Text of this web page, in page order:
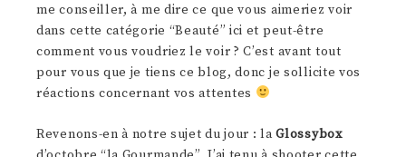
me conseiller, à me dire ce que vous aimeriez voir
dans cette catégorie “Beauté” ici et peut-être
comment vous voudriez le voir ? C’est avant tout
pour vous que je tiens ce blog, donc je sollicite vos
réactions concernant vos attentes
Revenons-en à notre sujet du jour : laGlossybox